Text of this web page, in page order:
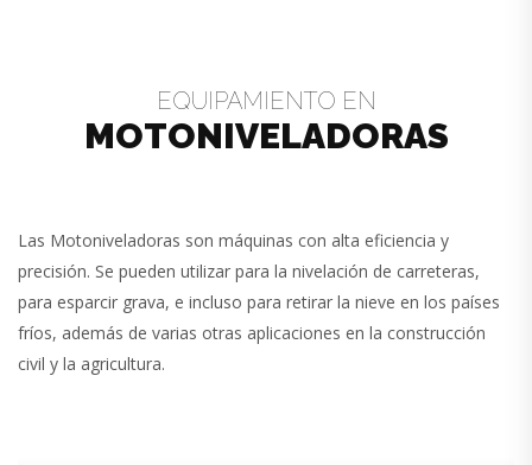
EQUIPAMIENTO EN
MOTONIVELADORAS
Las Motoniveladoras son máquinas con alta eficiencia y
precisión. Se pueden utilizar para la nivelación de carreteras,
para esparcir grava, e incluso para retirar la nieve en los países
fríos, además de varias otras aplicaciones en la construcción
civil y la agricultura.